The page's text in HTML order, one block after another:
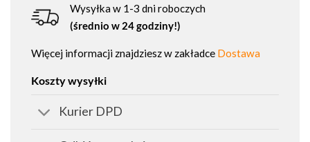
Wysyłka w 1-3 dni roboczych
(średnio w 24 godziny!)
Więcej informacji znajdziesz w zakładce Dostawa
Koszty wysyłki
Kurier DPD